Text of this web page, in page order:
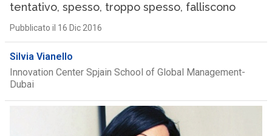
tentativo, spesso, troppo spesso, falliscono
Pubblicato il 16 Dic 2016
Silvia Vianello
Innovation Center Spjain School of Global Management-
Dubai